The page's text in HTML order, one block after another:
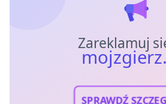
Zareklamuj
SPRAWDŹ